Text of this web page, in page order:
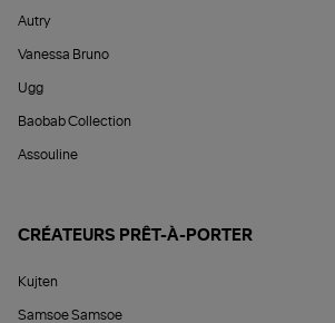
Autry
Vanessa Bruno
Ugg
Baobab Collection
Assouline
CRÉATEURS PRÊT-À-PORTER
Kujten
Samsoe Samsoe